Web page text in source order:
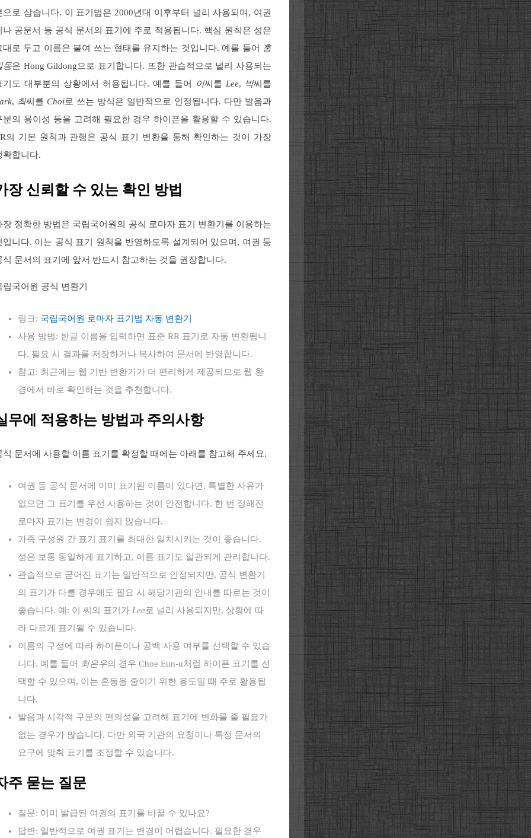
으로 삼습니다. 이 표기법은 2000년대 이후부터 널리 사용되며, 여권
나 공문서 등 공식 문서의 표기에 주로 적용됩니다. 핵심 원칙은 성은
대로 두고 이름은 붙여 쓰는 형태를 유지하는 것입니다. 예를 들어 홍
동은 Hong Gildong으로 표기합니다. 또한 관습적으로 널리 사용되는
기도 대부분의 상황에서 허용됩니다. 예를 들어
이씨를 Lee, 박씨를
, 최씨를 Choi로 쓰는 방식은 일반적으로 인정됩니다. 다만 발음과
분의 용이성 등을 고려해 필요한 경우 하이픈을 활용할 수 있습니다.
의 기본 원칙과 관행은 공식 표기 변환을 통해 확인하는 것이 가장
확합니다.
장 신뢰할 수 있는 확인 방법
장 정확한 방법은 국립국어원의 공식 로마자 표기 변환기를 이용하는
입니다. 이는 공식 표기 원칙을 반영하도록 설계되어 있으며, 여권 등
식 문서의 표기에 앞서 반드시 참고하는 것을 권장합니다.
립국어원 공식 변환기
링크: 국립국어원 로마자 표기법 자동 변환기
사용 방법: 한글 이름을 입력하면 표준 RR 표기로 자동 변환됩니
다. 필요 시 결과를 저장하거나 복사하여 문서에 반영합니다.
참고: 최근에는 웹 기반 변환기가 더 편리하게 제공되므로 웹 환
경에서 바로 확인하는 것을 추천합니다.
무에 적용하는 방법과 주의사항
식 문서에 사용할 이름 표기를 확정할 때에는 아래를 참고해 주세요.
여권 등 공식 문서에 이미 표기된 이름이 있다면, 특별한 사유가
없으면 그 표기를 우선 사용하는 것이 안전합니다. 한 번 정해진
로마자 표기는 변경이 쉽지 않습니다.
가족 구성원 간 표기 표기를 최대한 일치시키는 것이 좋습니다.
성은 보통 동일하게 표기하고, 이름 표기도 일관되게 관리합니다.
관습적으로 굳어진 표기는 일반적으로 인정되지만, 공식 변환기
의 표기가 다를 경우에도 필요 시 해당기관의 안내를 따르는 것이
좋습니다. 예: 이 씨의 표기가 Lee로 널리 사용되지만, 상황에 따
라 다르게 표기될 수 있습니다.
이름의 구성에 따라 하이픈이나 공백 사용 여부를 선택할 수 있습
니다. 예를 들어 최은우의 경우 Choe Eun-u처럼 하이픈 표기를 선
택할 수 있으며, 이는 혼동을 줄이기 위한 용도일 때 주로 활용됩
니다.
발음과 시각적 구분의 편의성을 고려해 표기에 변화를 줄 필요가
없는 경우가 많습니다. 다만 외국 기관의 요청이나 특정 문서의
요구에 맞춰 표기를 조정할 수 있습니다.
주 묻는 질문
질문: 이미 발급된 여권의 표기를 바꿀 수 있나요?
답변: 일반적으로 여권 표기는 변경이 어렵습니다. 필요한 경우